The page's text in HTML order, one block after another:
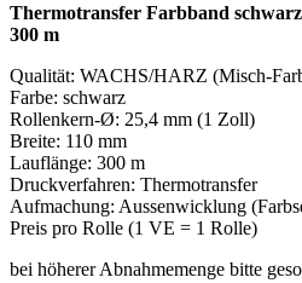
Thermotransfer Farbband
300 m
Qualität: WACHS/HARZ (Misch-
Farbe: schwarz
Rollenkern-Ø: 25,4 mm (1 Zoll)
Breite: 110 mm
Lauflänge: 300 m
Druckverfahren: Thermotransfer
Aufmachung: Aussenwicklung
Preis pro Rolle (1 VE = 1 Rolle)
bei höherer Abnahmemenge bitte